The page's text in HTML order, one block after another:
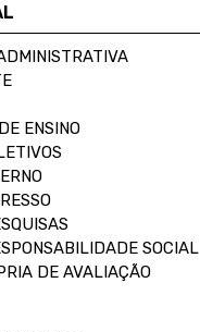
ENSINO
SOCIAL
DE AVALIAÇÃO